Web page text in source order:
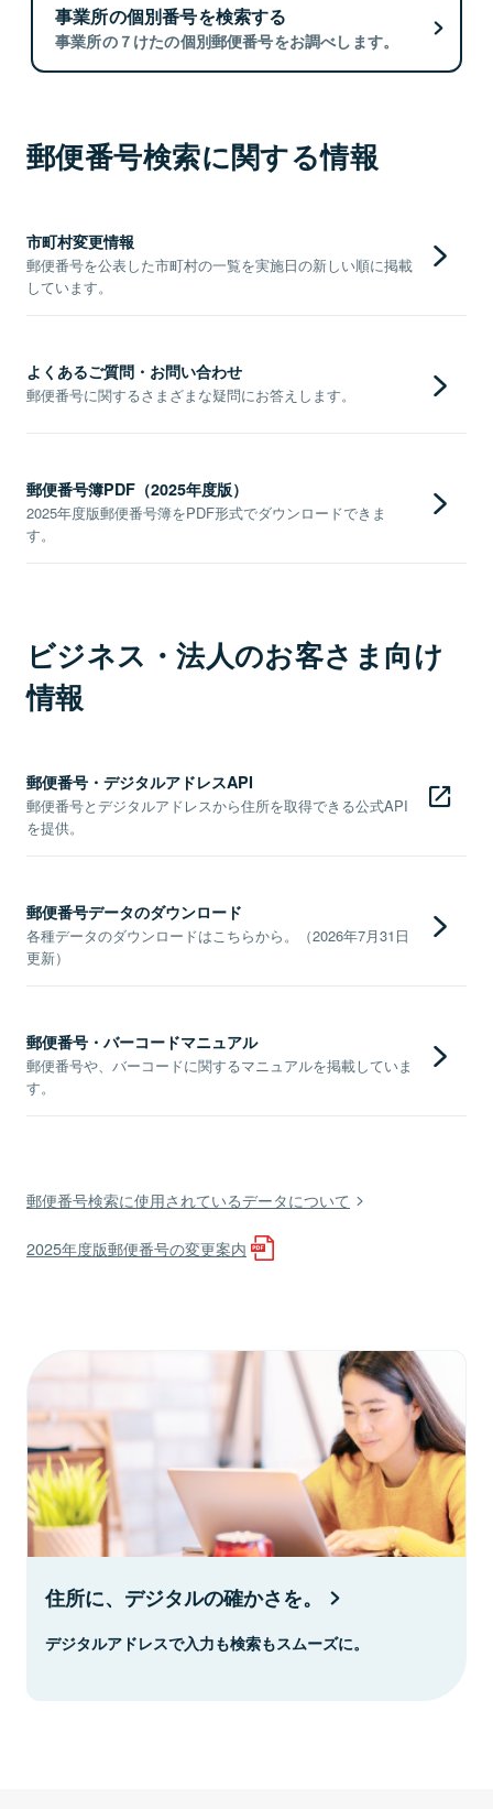
事業所の個別番号を検索する
事業所の７けたの個別郵便番号をお調べします。
郵便番号検索に関する情報
市町村変更情報
郵便番号を公表した市町村の一覧を実施日の新しい順に掲載
しています。
よくあるご質問・お問い合わせ
郵便番号に関するさまざまな疑問にお答えします。
郵便番号簿PDF（2025年度版）
2025年度版郵便番号簿をPDF形式でダウンロードできま
す。
ビジネス・法人のお客さま向け
情報
郵便番号・デジタルアドレスAPI
郵便番号とデジタルアドレスから住所を取得できる公式API
を提供。
郵便番号データのダウンロード
各種データのダウンロードはこちらから。（2026年7月31日
更新）
郵便番号・バーコードマニュアル
郵便番号や、バーコードに関するマニュアルを掲載していま
す。
郵便番号検索に使用されているデータについて
2025年度版郵便番号の変更案内
住所に、デジタルの確かさを。
デジタルアドレスで入力も検索もスムーズに。